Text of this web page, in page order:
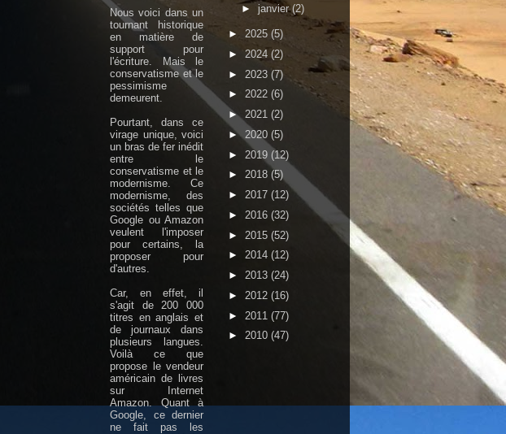
Nous voici dans un
tournant historique
en matière de
support pour
l'écriture. Mais le
conservatisme et le
pessimisme
demeurent.
Pourtant, dans ce
virage unique, voici
un bras de fer inédit
entre le
conservatisme et le
modernisme. Ce
modernisme, des
sociétés telles que
Google ou Amazon
veulent l'imposer
pour certains, la
proposer pour
d'autres.
Car, en effet, il
s'agit de 200 000
titres en anglais et
de journaux dans
plusieurs langues.
Voilà ce que
propose le vendeur
américain de livres
sur Internet
Amazon. Quant à
Google, ce dernier
ne fait pas les
► janvier(2)
► 2025 (5)
► 2024 (2)
► 2023 (7)
► 2022 (6)
► 2021 (2)
► 2020 (5)
► 2019 (12)
► 2018 (5)
► 2017 (12)
► 2016 (32)
► 2015 (52)
► 2014 (12)
► 2013 (24)
► 2012 (16)
► 2011 (77)
► 2010 (47)